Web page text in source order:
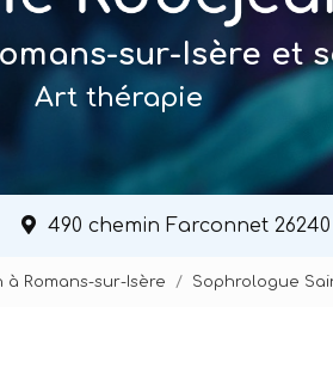
sur-Isère et
Art thérapie
490 chemin Farconnet
à Romans-sur-Isère Sophrologue